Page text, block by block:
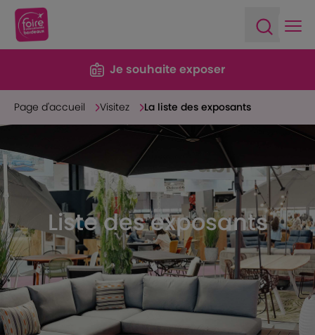
Je souhaite exposer
Page d'accueil Visitez La liste des exposants
Liste des exposants